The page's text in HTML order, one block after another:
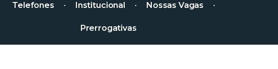
Telefones Institucional Nossas Vagas
Prerrogativas